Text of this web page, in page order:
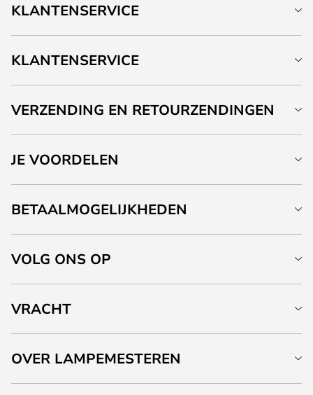
KLANTENSERVICE
KLANTENSERVICE
VERZENDING EN RETOURZENDINGEN
JE VOORDELEN
BETAALMOGELIJKHEDEN
VOLG ONS OP
VRACHT
OVER LAMPEMESTEREN